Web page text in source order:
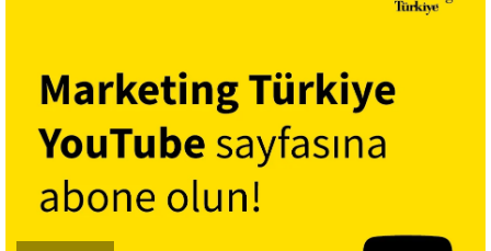
Etkinlikler
Söyleşiler
Kariyer